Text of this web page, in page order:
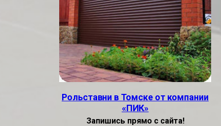
Рольставни в Томске от компании
«ПИК»
Запишись прямо с сайта!